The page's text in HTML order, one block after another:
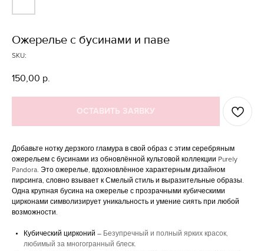
Ожерелье с бусинами и паве
SKU:
150,00 р.
ОСТАВИТЬ ЗАЯВКУ
Добавьте нотку дерзкого гламура в свой образ с этим серебряным
ожерельем с бусинами из обновлённой культовой коллекции Purely
Pandora. Это ожерелье, вдохновлённое характерным дизайном
пирсинга, словно взывает к Смелый стиль и выразительные образы.
Одна крупная бусина на ожерелье с прозрачными кубическими
цирконами символизирует уникальность и умение сиять при любой
возможности.
Кубический цирконий – Безупречный и полный ярких красок,
любимый за многогранный блеск.